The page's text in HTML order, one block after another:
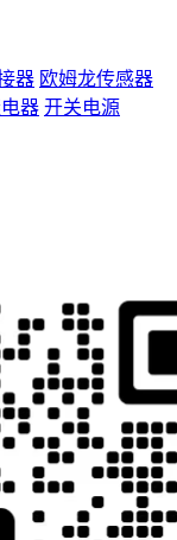
器 欧姆龙传感器
器 开关电源